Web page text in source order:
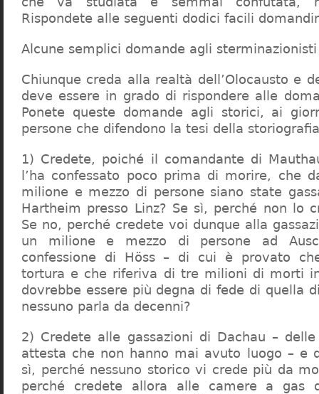
Rispondete alle seguenti dodici facili
Alcune semplici domande agli sterminazionisti
Chiunque creda alla realtà dell’Olocausto e
deve essere in grado di rispondere alle
Ponete queste domande agli storici, ai
persone che difendono la tesi della
1) Credete, poiché il comandante di
l’ha confessato poco prima di morire, che
milione e mezzo di persone siano state
Hartheim presso Linz? Se sì, perché non lo
Se no, perché credete voi dunque alla
un milione e mezzo di persone ad
confessione di Höss – di cui è provato
tortura e che riferiva di tre milioni di morti
dovrebbe essere più degna di fede di quella
nessuno parla da decenni?
2) Credete alle gassazioni di Dachau –
attesta che non hanno mai avuto luogo – e
sì, perché nessuno storico vi crede più da
perché credete allora alle camere a gas